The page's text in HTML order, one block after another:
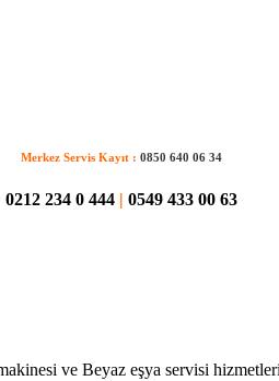
Merkez Servis Kayıt : 0850 640 06 34
0212 234 0 444 0549 433 00 63
ve Beyaz eşya servisi